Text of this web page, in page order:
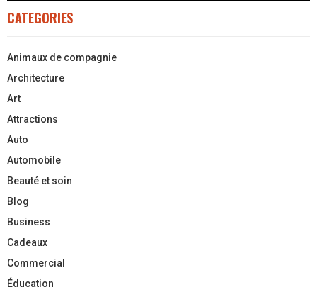
CATEGORIES
Animaux de compagnie
Architecture
Art
Attractions
Auto
Automobile
Beauté et soin
Blog
Business
Cadeaux
Commercial
Éducation